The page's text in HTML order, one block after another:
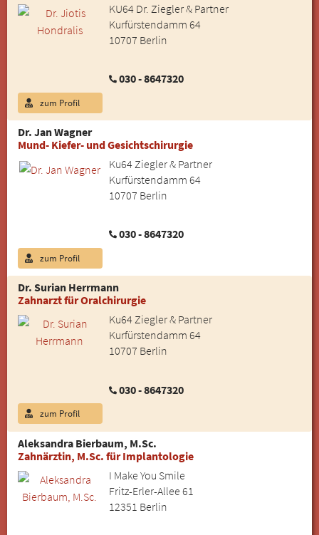
KU64 Dr. Ziegler & Partner
Kurfürstendamm 64
10707 Berlin
030 - 8647320
zum Profil
Dr. Jan Wagner
Mund- Kiefer- und Gesichtschirurgie
Ku64 Ziegler & Partner
Kurfürstendamm 64
10707 Berlin
030 - 8647320
zum Profil
Dr. Surian Herrmann
Zahnarzt für Oralchirurgie
Ku64 Ziegler & Partner
Kurfürstendamm 64
10707 Berlin
030 - 8647320
zum Profil
Aleksandra Bierbaum, M.Sc.
Zahnärztin, M.Sc. für Implantologie
I Make You Smile
Fritz-Erler-Allee 61
12351 Berlin